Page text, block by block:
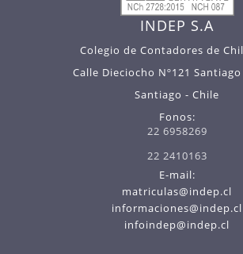
INDEP S.A
Colegio de Contadores de
Calle Dieciocho Nº121
Santiago - Chile
Fonos:
22 6958269
22 2410163
E-mail:
matriculas@indep.cl
informaciones@indep.cl
infoindep@indep.cl